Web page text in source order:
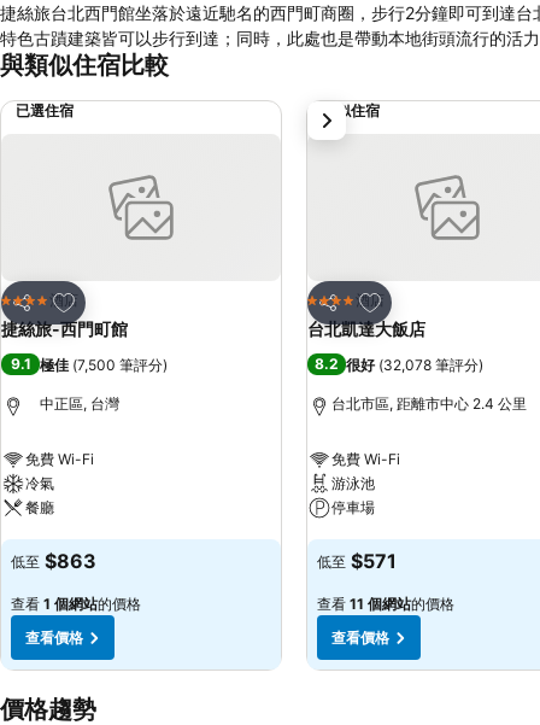
捷絲旅台北西門館坐落於遠近馳名的西門町商圈，步行2分鐘即可到達
特色古蹟建築皆可以步行到達；同時，此處也是帶動本地街頭流行的活
與類似住宿比較
已選住宿
分享
放到收藏夾
4 星級 酒店
捷絲旅-西門町館
9.1 極佳 (7,500 筆評分)
中正區, 台灣
免費 Wi-Fi
冷氣
餐廳
查看價格
低至 $863
查看 1 個網站的價格
查看價格
類似住宿
分享
放到收藏夾
4 星級 酒店
台北凱達大飯店
8.2 很好 (32,078 筆評分)
台北市區, 距離市中心 2.4 公里
免費 Wi-Fi
游泳池
停車場
查看價格
低至 $571
查看 11 個網站的價格
查看價格
下一步
價格趨勢